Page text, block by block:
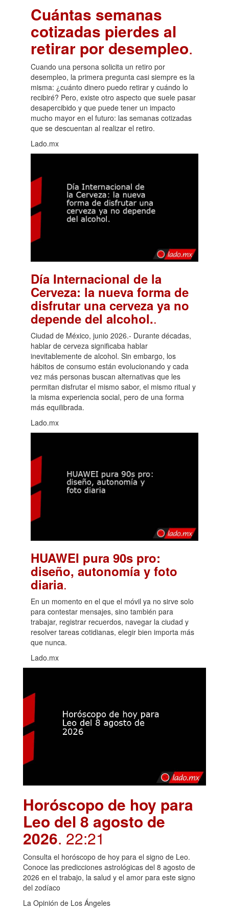
Cuántas semanas
cotizadas pierdes al
retirar por desempleo.
Cuando una persona solicita un retiro por
desempleo, la primera pregunta casi siempre es la
misma: ¿cuánto dinero puedo retirar y cuándo lo
recibiré? Pero, existe otro aspecto que suele pasar
desapercibido y que puede tener un impacto
mucho mayor en el futuro: las semanas cotizadas
que se descuentan al realizar el retiro.
Lado.mx
Día Internacional de la
Cerveza: la nueva forma de
disfrutar una cerveza ya no
depende del alcohol..
Ciudad de México, junio 2026.- Durante décadas,
hablar de cerveza significaba hablar
inevitablemente de alcohol. Sin embargo, los
hábitos de consumo están evolucionando y cada
vez más personas buscan alternativas que les
permitan disfrutar el mismo sabor, el mismo ritual y
la misma experiencia social, pero de una forma
más equilibrada.
Lado.mx
HUAWEI pura 90s pro:
diseño, autonomía y foto
diaria.
En un momento en el que el móvil ya no sirve solo
para contestar mensajes, sino también para
trabajar, registrar recuerdos, navegar la ciudad y
resolver tareas cotidianas, elegir bien importa más
que nunca.
Lado.mx
Horóscopo de hoy para
Leo del 8 agosto de
2026. 22:21
Consulta el horóscopo de hoy para el signo de Leo.
Conoce las predicciones astrológicas del 8 agosto de
2026 en el trabajo, la salud y el amor para este signo
del zodíaco
La Opinión de Los Ángeles